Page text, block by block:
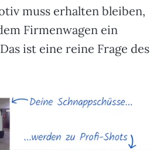
muss erhalten bleiben,
Firmenwagen ein
ist eine reine Frage des